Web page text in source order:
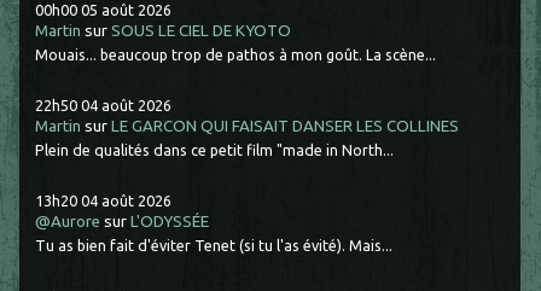
00h00 05 août 2026
Martin surSOUS LE CIEL DE KYOTO
Mouais... beaucoup trop de pathos à mon goût. La scène...
22h50 04 août 2026
Martin surLE GARCON QUI FAISAIT DANSER LES COLLINES
Plein de qualités dans ce petit film "made in North...
13h20 04 août 2026
@Aurore surL'ODYSSÉE
Tu as bien fait d'éviter Tenet (si tu l'as évité). Mais...